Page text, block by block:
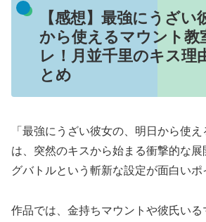
【感想】最強にうざい
から使えるマウント教
レ！月並千里のキス理
とめ
「最強にうざい彼女の、明日から使え
は、突然のキスから始まる衝撃的な
グバトルという斬新な設定が面白いポ
作品では、金持ちマウントや彼氏い